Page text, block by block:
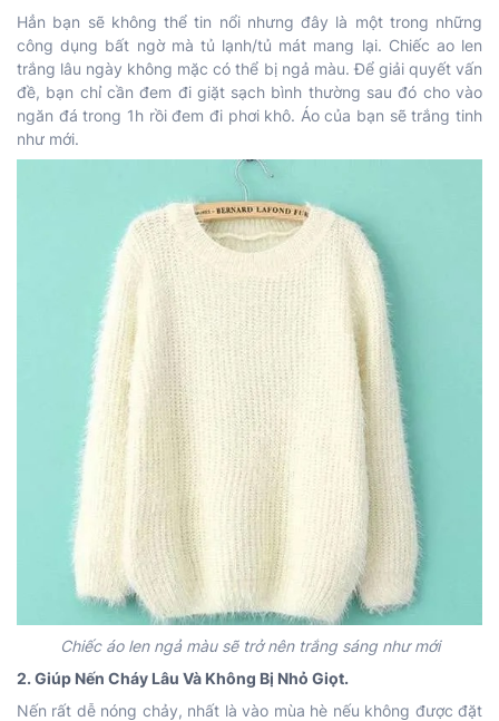
Hẳn bạn sẽ không thể tin nổi nhưng đây là một trong những
công dụng bất ngờ mà tủ lạnh/tủ mát mang lại. Chiếc ao len
trắng lâu ngày không mặc có thể bị ngả màu. Để giải quyết vấn
đề, bạn chỉ cần đem đi giặt sạch bình thường sau đó cho vào
ngăn đá trong 1h rồi đem đi phơi khô. Áo của bạn sẽ trắng tinh
như mới.
Chiếc áo len ngả màu sẽ trở nên trắng sáng như mới
2. Giúp Nến Cháy Lâu Và Không Bị Nhỏ Giọt.
Nến rất dễ nóng chảy, nhất là vào mùa hè nếu không được đặt